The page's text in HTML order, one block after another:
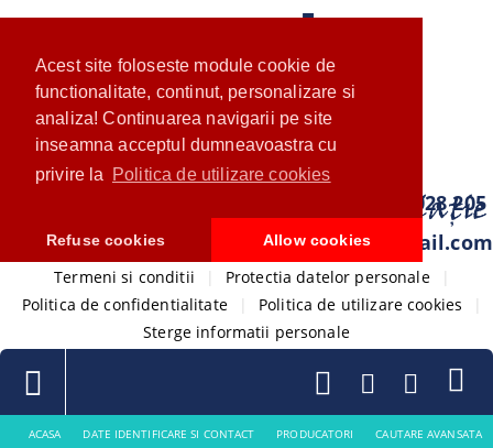
Acest site foloseste module cookie de
functionalitate, continut, personalizare si
analiza! Continuarea navigarii pe site
inseamna acceptul dumneavoastra cu
privire la
Politica de utilizare cookies
Refuse cookies Allow cookies
0733 028 205
com.ventistore@gmail.com
Termeni si conditii Protectia datelor personale
Politica de confidentialitate
Politica de utilizare cookies
Sterge informatii personale
ACASA DATE IDENTIFICARE SI CONTACT PRODUCATORI CAUTARE AVANSATA